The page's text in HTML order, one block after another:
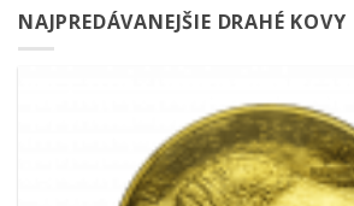
NAJPREDÁVANEJŠIE DRAHÉ KOVY